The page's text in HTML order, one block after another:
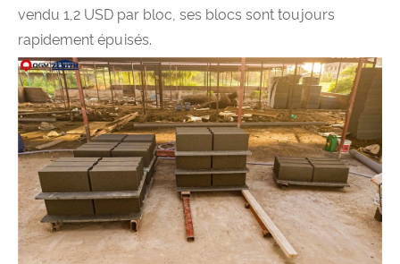
vendu 1,2 USD par bloc, ses blocs sont toujours
rapidement épuisés.